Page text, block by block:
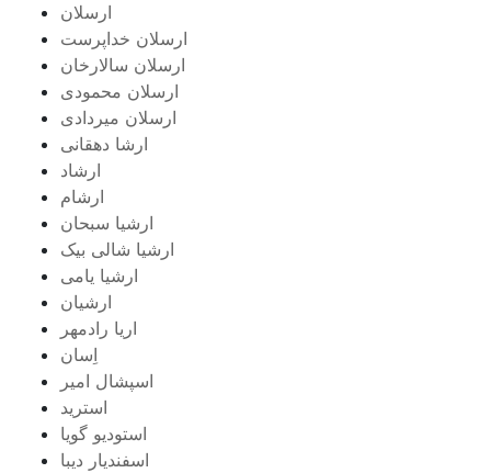
ارسلان
ارسلان خداپرست
ارسلان سالارخان
ارسلان محمودی
ارسلان میردادی
ارشا دهقانی
ارشاد
ارشام
ارشیا سبحان
ارشیا شالی بیک
ارشیا یامی
ارشیان
اریا رادمهر
اِسان
اسپشال امیر
استرید
استودیو گویا
اسفندیار دیبا